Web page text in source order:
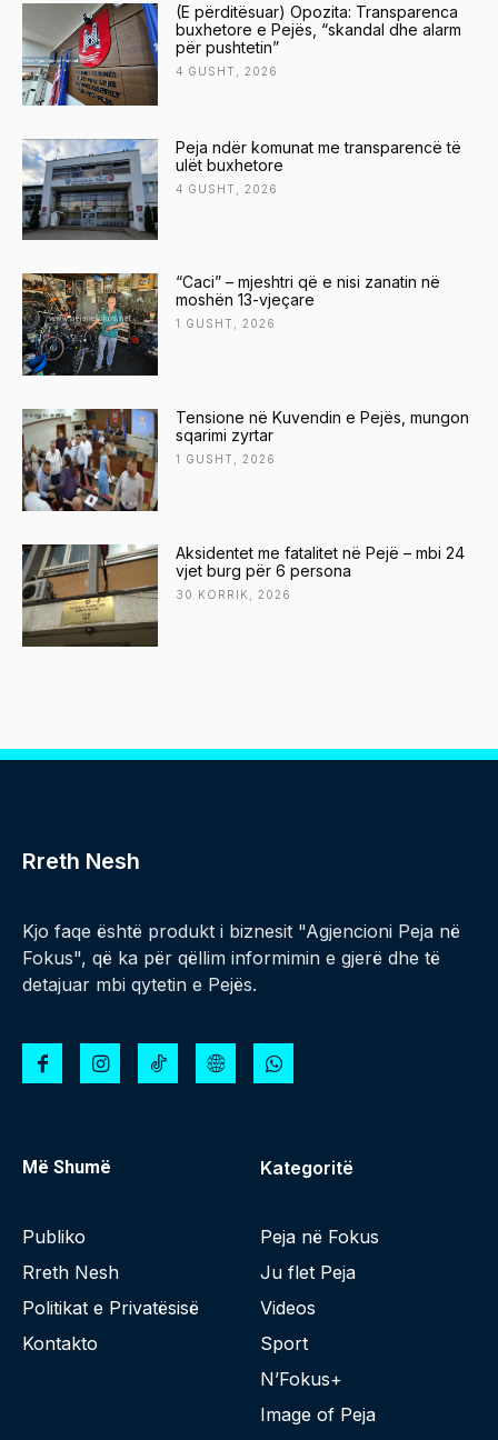
(E përditësuar) Opozita: Transparenca
buxhetore e Pejës, “skandal dhe alarm
për pushtetin”
4 GUSHT, 2026
Peja ndër komunat me transparencë të
ulët buxhetore
4 GUSHT, 2026
“Caci” – mjeshtri që e nisi zanatin në
moshën 13-vjeçare
1 GUSHT, 2026
Tensione në Kuvendin e Pejës, mungon
sqarimi zyrtar
1 GUSHT, 2026
Aksidentet me fatalitet në Pejë – mbi 24
vjet burg për 6 persona
30 KORRIK, 2026
Rreth Nesh
Kjo faqe është produkt i biznesit "Agjencioni Peja në
Fokus", që ka për qëllim informimin e gjerë dhe të
detajuar mbi qytetin e Pejës.
Më Shumë
Publiko
Rreth Nesh
Politikat e Privatësisë
Kontakto
Kategoritë
Peja në Fokus
Ju flet Peja
Videos
Sport
N’Fokus+
Image of Peja